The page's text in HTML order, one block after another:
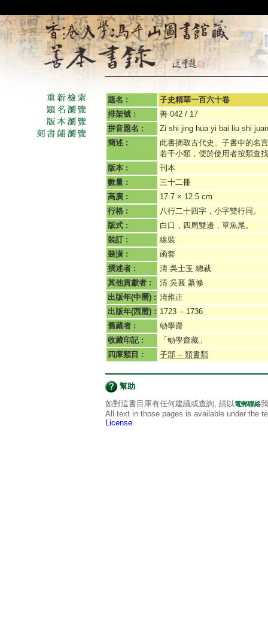
題名 :
子史精華一百六十卷
排架號 :
善 042 / 17
拼音題名 :
Zi shi jing hua yi bai liu shi juan
簡述 :
此書摘取古代史、子書中的名
若干小類，便於使用者按類查
版本 :
刊本
數量 :
三十二冊
高廣 :
17.7 × 12.5 cm
行格 :
八行二十四字，小字雙行同。
版式 :
白口，四周雙邊，單魚尾。
裝訂 :
線裝
裝潢 :
函套
撰述者 :
清 吳士玉 總裁
其他貢獻者 :
清 吳襄 纂修
出版年(中曆) : 清雍正
出版年(西曆) : 1723 -- 1736
舊藏者 :
劬學齋
收藏印記 :
「劬學齋藏」
四庫類目 :
子部 -- 類書類
幫助
如對這書目庫有任何建議或查詢, 請以電郵聯絡
All text in those pages is available under the
License.